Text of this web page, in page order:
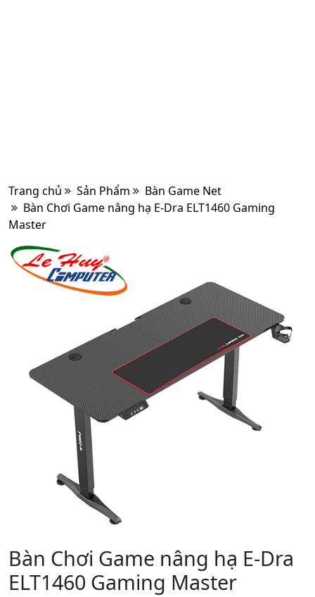
Trang chủ Sản Phẩm
Bàn Game Net
Bàn Chơi Game nâng hạ E-Dra ELT1460 Gaming
Master
Bàn Chơi Game nâng hạ E-Dra
ELT1460 Gaming Master